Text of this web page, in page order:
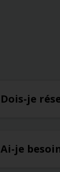
Dois-je
Ai-je